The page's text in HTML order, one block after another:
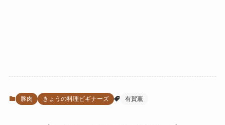
豚肉 きょうの料理ビギナーズ 有賀薫